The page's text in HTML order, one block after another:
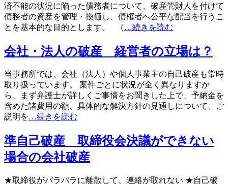
済不能の状況に陥った債務者について、破産管財人を付けて
債務者の資産を管理・換価し、債権者へ公平な配当を行うこ
とを基本的な目的とします。 （…続きを読む
会社・法人の破産 経営者の立場は？
当事務所では、会社（法人）や個人事業主の自己破産も常時
取り扱っています。 案件ごとに状況が全く異なりますか
ら、まず弁護士が詳しくご事情をお聞きした上で、予納金を
含めた諸費用の額、具体的な解決方針の見通しについて、ご
説明を…続きを読む
準自己破産 取締役会決議ができない
場合の会社破産
★取締役がバラバラに離散して、連絡が取れない ★自己破